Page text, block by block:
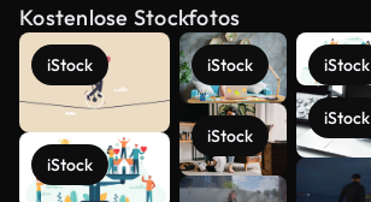
Kostenlose Stockfotos
iStock
iStock
iStock
iStock
iStock
iStock